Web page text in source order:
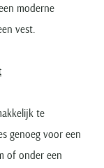
moderne
vest.
te
genoeg voor een
of onder een